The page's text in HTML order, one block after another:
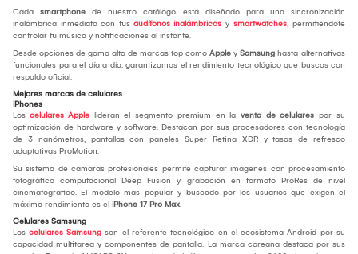
Cada smartphone de nuestro catálogo está diseñado para una sincronización
inalámbrica inmediata con tus audífonos inalámbricos y smartwatches, permitiéndote
controlar tu música y notificaciones al instante.
Desde opciones de gama alta de marcas top como Apple y Samsung hasta alternativas
funcionales para el día a día, garantizamos el rendimiento tecnológico que buscas con
respaldo oficial.
Mejores marcas de celulares
iPhones
Los celulares Apple lideran el segmento premium en la venta de celulares por su
optimización de hardware y software. Destacan por sus procesadores con tecnología
de 3 nanómetros, pantallas con paneles Super Retina XDR y tasas de refresco
adaptativas ProMotion.
Su sistema de cámaras profesionales permite capturar imágenes con procesamiento
fotográfico computacional Deep Fusion y grabación en formato ProRes de nivel
cinematográfico. El modelo más popular y buscado por los usuarios que exigen el
máximo rendimiento es el iPhone 17 Pro Max.
Celulares Samsung
Los celulares Samsung son el referente tecnológico en el ecosistema Android por su
capacidad multitarea y componentes de pantalla. La marca coreana destaca por sus